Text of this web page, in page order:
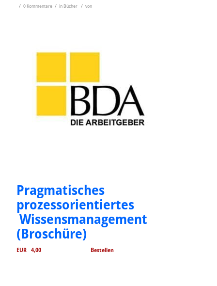
/ 0 Kommentare / in Bücher / von
Pragmatisches
prozessorientiertes
Wissensmanagement
(Broschüre)
EUR 4,00 Bestellen